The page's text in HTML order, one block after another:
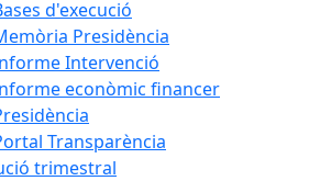
d'execució
Presidència
Intervenció
econòmic financer
Transparència
trimestral